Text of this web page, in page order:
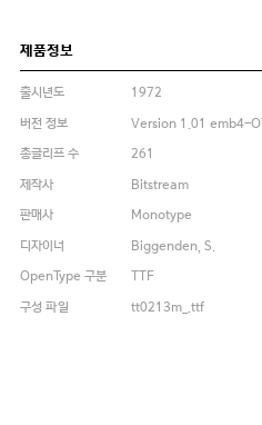
제품정보
출시년도
1972
버전 정보
Version 1.01 emb4-
총글리프 수
261
제작사
Bitstream
판매사
Monotype
디자이너
Biggenden, S.
OpenType 구분
TTF
구성 파일
tt0213m_.ttf